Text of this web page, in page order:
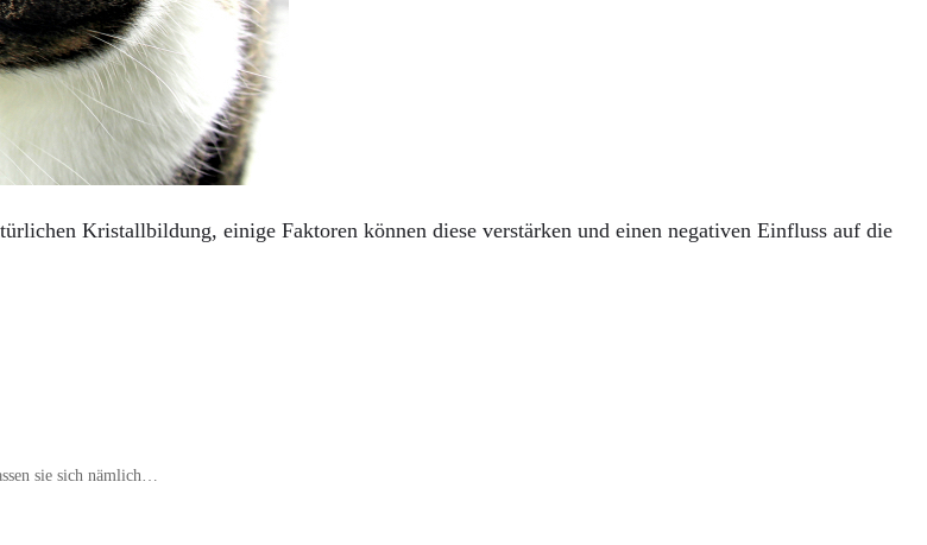
Kristallbildung, einige Faktoren können diese verstärken und einen negativen Einfluss auf die
sie sich nämlich…